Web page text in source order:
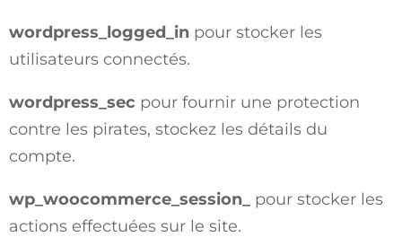
wordpress_logged_in pour stocker les
utilisateurs connectés.
wordpress_sec pour fournir une protection
contre les pirates, stockez les détails du
compte.
wp_woocommerce_session_
pour stocker les
actions effectuées sur le site.